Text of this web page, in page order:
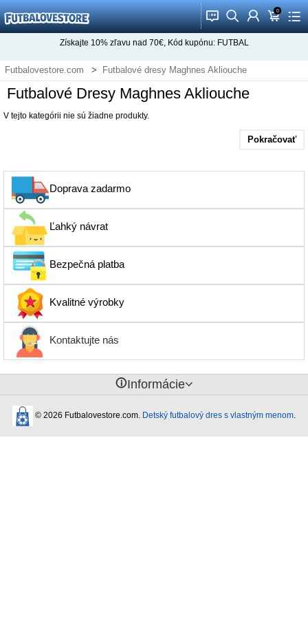
󰂱 󰂨 󰃳 0
󰃦 󰃖
Získajte 10%zľavu nad 70€, Kód kupónu: FUTBAL
Futbalovestore.com Futbalové dresy Maghnes Akliouche
Futbalové Dresy Maghnes Akliouche
V tejto kategórii nie sú žiadne produkty.
Pokračovať
Doprava zadarmo
Ľahký návrat
Bezpečná platba
Kvalitné výrobky
Kontaktujte nás
󰈢Informácie
© 2026 Futbalovestore.com. Detský futbalový dres s vlastným menom.